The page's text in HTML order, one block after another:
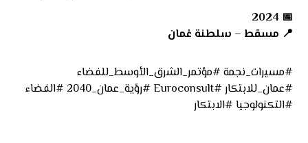
📅 2024
📍 مسقط – سلطنة عُمان
#مسيرات_نجمة #مؤتمر_الشرق_الأوسط_للفضاء
#عمان_للابتكار #Euroconsult #رؤية_عمان_2040 #الفضاء
#التكنولوجيا #الابتكار